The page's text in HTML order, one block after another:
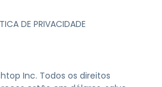
DE PRIVACIDADE
Inc. Todos os direitos